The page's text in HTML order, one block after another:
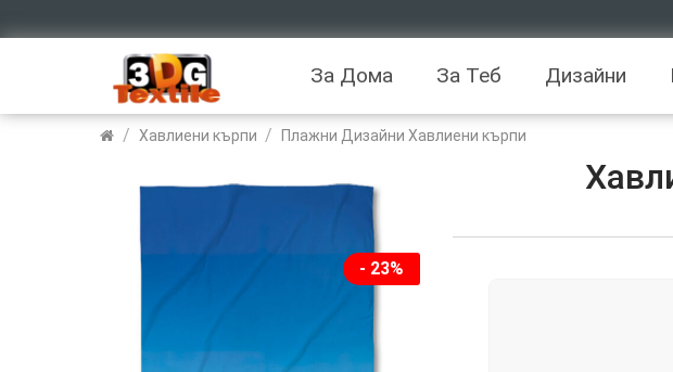
За Дома За Теб Дизайни
/ Хавлиени кърпи / Плажни Дизайни Хавлиени кърпи
- 23%